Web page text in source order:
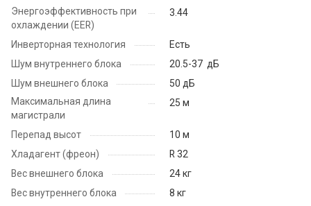
Энергоэффективность при
охлаждении (EER)
3.44
Инверторная технология
Есть
Шум внутреннего блока
20.5-37 дБ
Шум внешнего блока
50 дБ
Максимальная длина
магистрали
25 м
Перепад высот
10 м
Хладагент (фреон)
R 32
Вес внешнего блока
24 кг
Вес внутреннего блока
8 кг